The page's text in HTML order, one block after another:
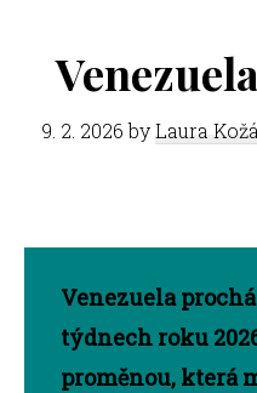
9. 2. 2026byLaura
Venezuela
týdnech roku
proměnou, která